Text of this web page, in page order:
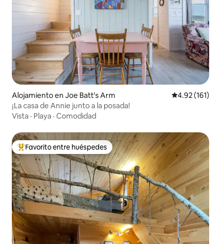
Alojamiento en Joe Batt's Arm Calificación
4.92 (161)
¡La casa de Annie junto a la posada!
Vista · Playa · Comodidad
Favorito entre huéspedes preferido
Favorito entre huéspedes